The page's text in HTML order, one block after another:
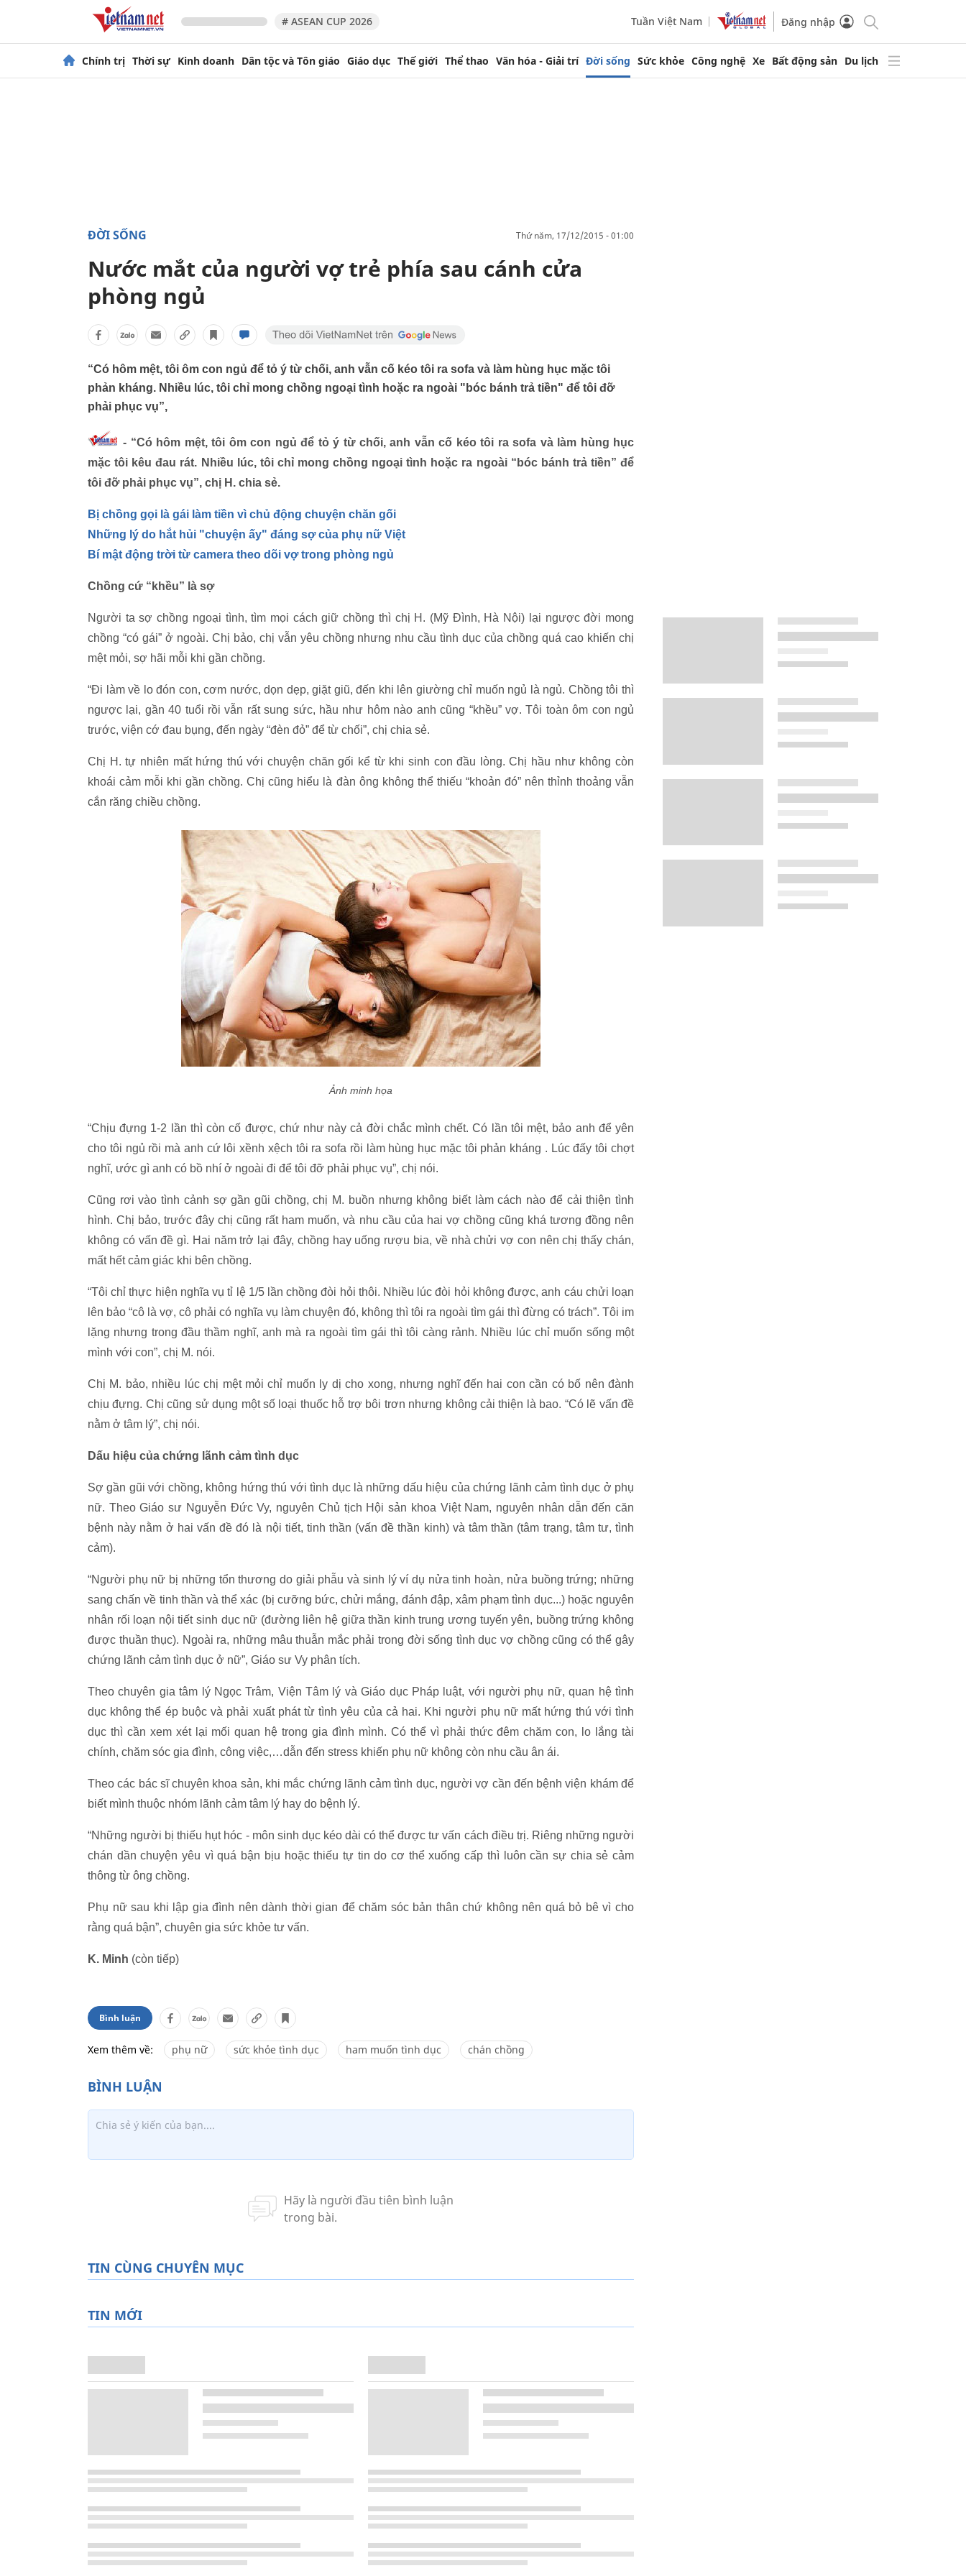
# ASEAN CUP 2026 Tuần Việt Nam Đăng nhập
Chính trị Thời sự Kinh doanh Dân tộc và Tôn giáo Giáo dục Thế giới Thể thao Văn hóa - Giải trí Đời sống Sức khỏe Công nghệ Xe Bất động sản Du lịch
ĐỜI SỐNG thứ năm, 17/12/2015 - 01:00
Nước mắt của người vợ trẻ phía sau cánh cửa
phòng ngủ
“Có hôm mệt, tôi ôm con ngủ để tỏ ý từ chối, anh vẫn cố kéo tôi ra sofa và làm hùng hục mặc tôi
phản kháng. Nhiều lúc, tôi chỉ mong chồng ngoại tình hoặc ra ngoài "bóc bánh trả tiền" để tôi đỡ
phải phục vụ”,
- “Có hôm mệt, tôi ôm con ngủ để tỏ ý từ chối, anh vẫn cố kéo tôi ra sofa và làm hùng hục
mặc tôi kêu đau rát. Nhiều lúc, tôi chỉ mong chồng ngoại tình hoặc ra ngoài “bóc bánh trả tiền” để
tôi đỡ phải phục vụ”, chị H. chia sẻ.
Bị chồng gọi là gái làm tiền vì chủ động chuyện chăn gối
Những lý do hắt hủi "chuyện ấy" đáng sợ của phụ nữ Việt
Bí mật động trời từ camera theo dõi vợ trong phòng ngủ
Chồng cứ “khều” là sợ
Người ta sợ chồng ngoại tình, tìm mọi cách giữ chồng thì chị H. (Mỹ Đình, Hà Nội) lại ngược đời mong
chồng “có gái” ở ngoài. Chị bảo, chị vẫn yêu chồng nhưng nhu cầu tình dục của chồng quá cao khiến chị
mệt mỏi, sợ hãi mỗi khi gần chồng.
“Đi làm về lo đón con, cơm nước, dọn dẹp, giặt giũ, đến khi lên giường chỉ muốn ngủ là ngủ. Chồng tôi thì
ngược lại, gần 40 tuổi rồi vẫn rất sung sức, hầu như hôm nào anh cũng “khều” vợ. Tôi toàn ôm con ngủ
trước, viện cớ đau bụng, đến ngày “đèn đỏ” để từ chối”, chị chia sẻ.
Chị H. tự nhiên mất hứng thú với chuyện chăn gối kể từ khi sinh con đầu lòng. Chị hầu như không còn
khoái cảm mỗi khi gần chồng. Chị cũng hiểu là đàn ông không thể thiếu “khoản đó” nên thỉnh thoảng vẫn
cắn răng chiều chồng.
Ảnh minh họa
“Chịu đựng 1-2 lần thì còn cố được, chứ như này cả đời chắc mình chết. Có lần tôi mệt, bảo anh để yên
cho tôi ngủ rồi mà anh cứ lôi xềnh xệch tôi ra sofa rồi làm hùng hục mặc tôi phản kháng . Lúc đấy tôi chợt
nghĩ, ước gì anh có bồ nhí ở ngoài đi để tôi đỡ phải phục vụ”, chị nói.
Cũng rơi vào tình cảnh sợ gần gũi chồng, chị M. buồn nhưng không biết làm cách nào để cải thiện tình
hình. Chị bảo, trước đây chị cũng rất ham muốn, và nhu cầu của hai vợ chồng cũng khá tương đồng nên
không có vấn đề gì. Hai năm trở lại đây, chồng hay uống rượu bia, về nhà chửi vợ con nên chị thấy chán,
mất hết cảm giác khi bên chồng.
“Tôi chỉ thực hiện nghĩa vụ tỉ lệ 1/5 lần chồng đòi hỏi thôi. Nhiều lúc đòi hỏi không được, anh cáu chửi loạn
lên bảo “cô là vợ, cô phải có nghĩa vụ làm chuyện đó, không thì tôi ra ngoài tìm gái thì đừng có trách”. Tôi im
lặng nhưng trong đầu thầm nghĩ, anh mà ra ngoài tìm gái thì tôi càng rảnh. Nhiều lúc chỉ muốn sống một
mình với con”, chị M. nói.
Chị M. bảo, nhiều lúc chị mệt mỏi chỉ muốn ly dị cho xong, nhưng nghĩ đến hai con cần có bố nên đành
chịu đựng. Chị cũng sử dụng một số loại thuốc hỗ trợ bôi trơn nhưng không cải thiện là bao. “Có lẽ vấn đề
nằm ở tâm lý”, chị nói.
Dấu hiệu của chứng lãnh cảm tình dục
Sợ gần gũi với chồng, không hứng thú với tình dục là những dấu hiệu của chứng lãnh cảm tình dục ở phụ
nữ. Theo Giáo sư Nguyễn Đức Vy, nguyên Chủ tịch Hội sản khoa Việt Nam, nguyên nhân dẫn đến căn
bệnh này nằm ở hai vấn đề đó là nội tiết, tinh thần (vấn đề thần kinh) và tâm thần (tâm trạng, tâm tư, tình
cảm).
“Người phụ nữ bị những tổn thương do giải phẫu và sinh lý ví dụ nửa tinh hoàn, nửa buồng trứng; những
sang chấn về tinh thần và thể xác (bị cưỡng bức, chửi mắng, đánh đập, xâm phạm tình dục...) hoặc nguyên
nhân rối loạn nội tiết sinh dục nữ (đường liên hệ giữa thần kinh trung ương tuyến yên, buồng trứng không
được thuần thục). Ngoài ra, những mâu thuẫn mắc phải trong đời sống tình dục vợ chồng cũng có thể gây
chứng lãnh cảm tình dục ở nữ”, Giáo sư Vy phân tích.
Theo chuyên gia tâm lý Ngọc Trâm, Viện Tâm lý và Giáo dục Pháp luật, với người phụ nữ, quan hệ tình
dục không thể ép buộc và phải xuất phát từ tình yêu của cả hai. Khi người phụ nữ mất hứng thú với tình
dục thì cần xem xét lại mối quan hệ trong gia đình mình. Có thể vì phải thức đêm chăm con, lo lắng tài
chính, chăm sóc gia đình, công việc,…dẫn đến stress khiến phụ nữ không còn nhu cầu ân ái.
Theo các bác sĩ chuyên khoa sản, khi mắc chứng lãnh cảm tình dục, người vợ cần đến bệnh viện khám để
biết mình thuộc nhóm lãnh cảm tâm lý hay do bệnh lý.
“Những người bị thiếu hụt hóc - môn sinh dục kéo dài có thể được tư vấn cách điều trị. Riêng những người
chán dần chuyện yêu vì quá bận bịu hoặc thiếu tự tin do cơ thể xuống cấp thì luôn cần sự chia sẻ cảm
thông từ ông chồng.
Phụ nữ sau khi lập gia đình nên dành thời gian để chăm sóc bản thân chứ không nên quá bỏ bê vì cho
rằng quá bận”, chuyên gia sức khỏe tư vấn.
K. Minh (còn tiếp)
Bình luận
Xem thêm về: phụ nữ sức khỏe tình dục ham muốn tình dục chán chồng
TIN CÙNG CHUYÊN MỤC
TIN MỚI